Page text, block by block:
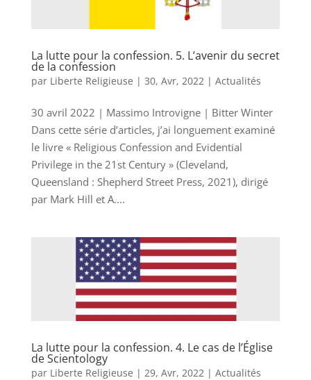
La lutte pour la confession. 5. L’avenir du secret
de la confession
par Liberte Religieuse | 30, Avr, 2022| Actualités
30 avril 2022 | Massimo Introvigne | Bitter Winter
Dans cette série d’articles, j’ai longuement examiné
le livre « Religious Confession and Evidential
Privilege in the 21st Century » (Cleveland,
Queensland : Shepherd Street Press, 2021), dirigé
par Mark Hill et A....
La lutte pour la confession. 4. Le cas de l’Église
de Scientology
par Liberte Religieuse | 29, Avr, 2022 | Actualités